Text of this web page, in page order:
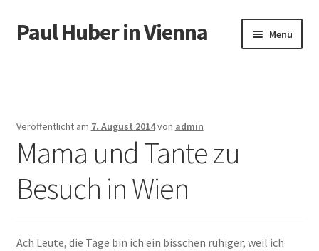
Zur
Navigation
Zum
Inhalt
Paul Huber in Vienna Menü
Veröffentlicht am 7. August 2014von admin
Mama und Tante zu
Besuch in Wien
Ach Leute, die Tage bin ich ein bisschen ruhiger, weil ich